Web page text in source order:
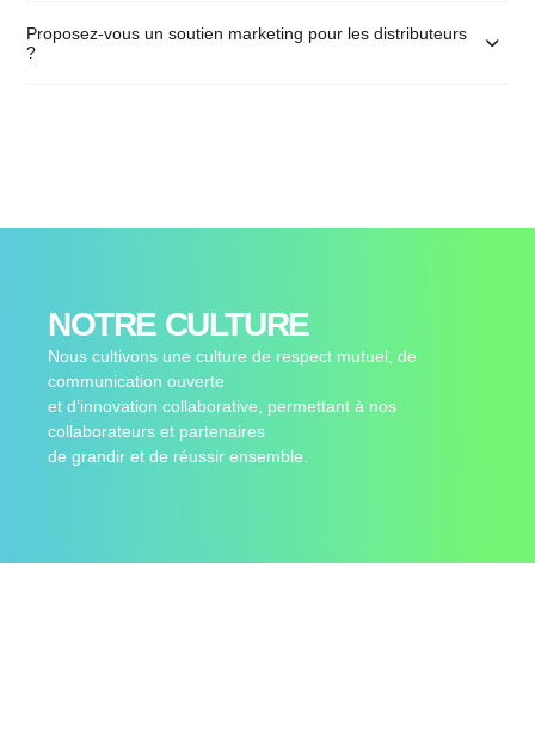
Proposez-vous un soutien marketing pour les distributeurs
?
NOTRE CULTURE
Nous cultivons une culture de respect mutuel, de
communication ouverte
et d’innovation collaborative, permettant à nos
collaborateurs et partenaires
de grandir et de réussir ensemble.